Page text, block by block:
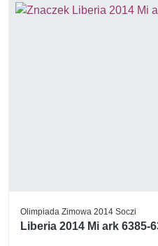
Olimpiada Zimowa 2014 Soczi
Liberia 2014 Mi ark 6385-